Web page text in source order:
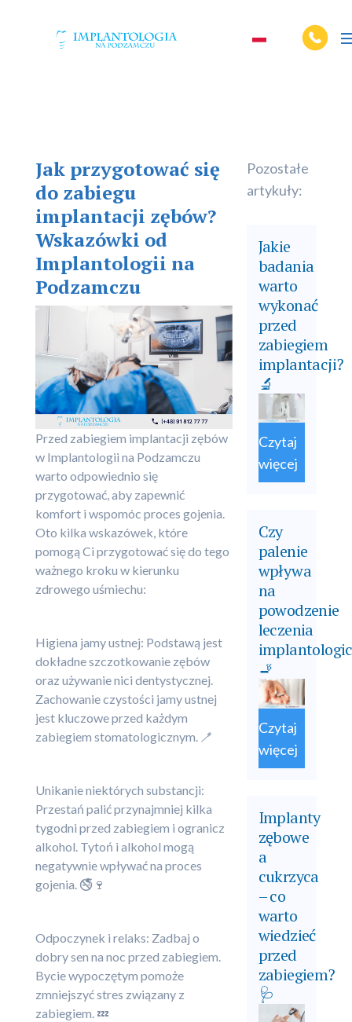
Jak przygotować się
do zabiegu
implantacji zębów?
Wskazówki od
Implantologii na
Podzamczu
Przed zabiegiem implantacji zębów
w Implantologii na Podzamczu
warto odpowiednio się
przygotować, aby zapewnić
komfort i wspomóc proces gojenia.
Oto kilka wskazówek, które
pomogą Ci przygotować się do tego
ważnego kroku w kierunku
zdrowego uśmiechu:
Higiena jamy ustnej: Podstawą jest
dokładne szczotkowanie zębów
oraz używanie nici dentystycznej.
Zachowanie czystości jamy ustnej
jest kluczowe przed każdym
zabiegiem stomatologicznym. 🪥
Unikanie niektórych substancji:
Przestań palić przynajmniej kilka
tygodni przed zabiegiem i ogranicz
alkohol. Tytoń i alkohol mogą
negatywnie wpływać na proces
gojenia. 🚭🍷
Odpoczynek i relaks: Zadbaj o
dobry sen na noc przed zabiegiem.
Bycie wypoczętym pomoże
zmniejszyć stres związany z
zabiegiem. 💤
Pozostałe
artykuły:
Jakie
badania
warto
wykonać
przed
zabiegiem
implantacji?
🔬
Czytaj
więcej
Czy
palenie
wpływa
na
powodzenie
leczenia
🚬
Czytaj
więcej
Implanty
zębowe
a
cukrzyca
– co
warto
wiedzieć
przed
zabiegiem?
🩺